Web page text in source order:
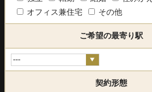
オフィス兼住宅
その他
ご希望の最寄り駅
契約形態